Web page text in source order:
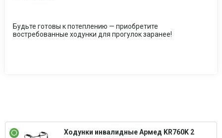
Будьте готовы к потеплению — приобретите
востребованные ходунки для прогулок заранее!
Ходунки инвалидные Армед KR760K 2